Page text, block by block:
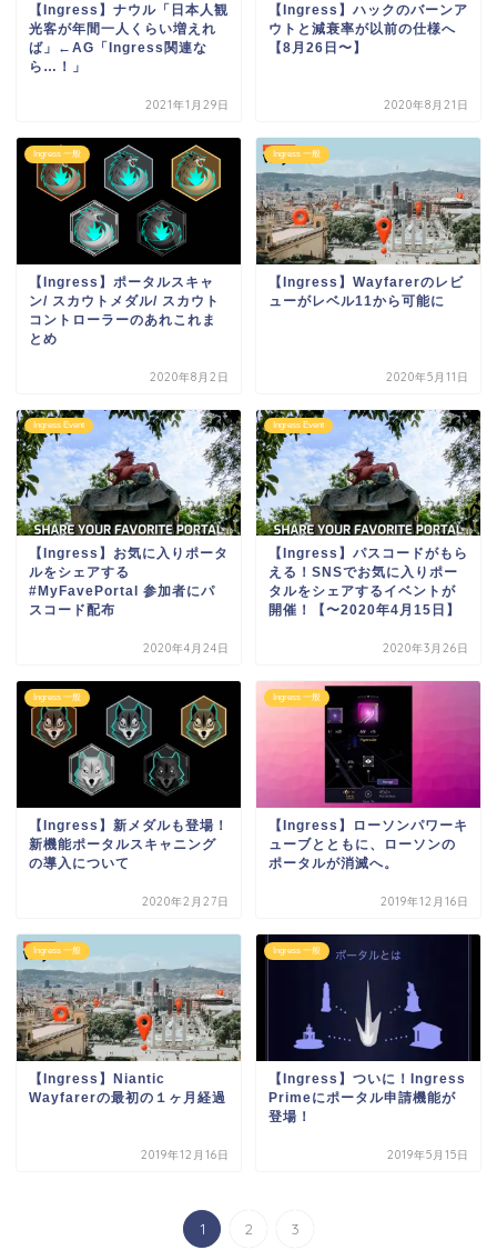
【Ingress】ナウル「日本人観
光客が年間一人くらい増えれ
ば」←AG「Ingress関連な
ら…！」
2021年1月29日
【Ingress】ハックのバーンア
ウトと減衰率が以前の仕様へ
【8月26日〜】
2020年8月21日
Ingress 一般
【Ingress】ポータルスキャ
ン/ スカウトメダル/ スカウト
コントローラーのあれこれま
とめ
2020年8月2日
Ingress 一般
【Ingress】Wayfarerのレビ
ューがレベル11から可能に
2020年5月11日
Ingress Event
【Ingress】お気に入りポータ
ルをシェアする
#MyFavePortal 参加者にパ
スコード配布
2020年4月24日
Ingress Event
【Ingress】パスコードがもら
える！SNSでお気に入りポー
タルをシェアするイベントが
開催！【〜2020年4月15日】
2020年3月26日
Ingress 一般
【Ingress】新メダルも登場！
新機能ポータルスキャニング
の導入について
2020年2月27日
Ingress 一般
【Ingress】ローソンパワーキ
ューブとともに、ローソンの
ポータルが消滅へ。
2019年12月16日
Ingress 一般
【Ingress】Niantic
Wayfarerの最初の１ヶ月経過
2019年12月16日
Ingress 一般
【Ingress】ついに！Ingress
Primeにポータル申請機能が
登場！
2019年5月15日
1 2 3